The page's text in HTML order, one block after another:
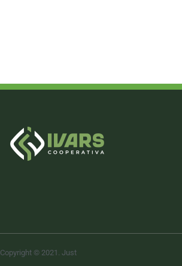
Copyright © 2021. Just